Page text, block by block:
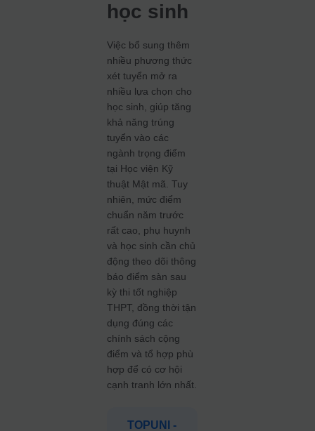
học sinh
Việc bổ sung thêm
nhiều phương thức
xét tuyển mở ra
nhiều lựa chọn cho
học sinh, giúp tăng
khả năng trúng
tuyển vào các
ngành trọng điểm
tại Học viện Kỹ
thuật Mật mã. Tuy
nhiên, mức điểm
chuẩn năm trước
rất cao, phụ huynh
và học sinh cần chủ
động theo dõi thông
báo điểm sàn sau
kỳ thi tốt nghiệp
THPT, đồng thời tận
dụng đúng các
chính sách cộng
điểm và tổ hợp phù
hợp để có cơ hội
cạnh tranh lớn nhất.
TOPUNI -